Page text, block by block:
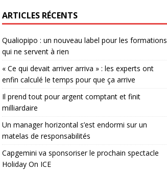
ARTICLES RÉCENTS
Qualiopipo : un nouveau label pour les formations
qui ne servent à rien
« Ce qui devait arriver arriva » : les experts ont
enfin calculé le temps pour que ça arrive
Il prend tout pour argent comptant et finit
milliardaire
Un manager horizontal s’est endormi sur un
matelas de responsabilités
Capgemini va sponsoriser le prochain spectacle
Holiday On ICE